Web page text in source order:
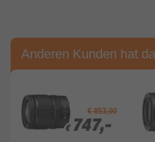
Anderen Kunden hat
€ 853,00
€ 747,-
€ 747,-